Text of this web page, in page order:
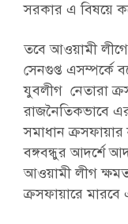
সরকার এ বিষয়ে
তবে আওয়ামী
সেনগুপ্ত এসম্পর্কে
যুবলীগ নেতারা
রাজনৈতিকভাবে
সমাধান
বঙ্গবন্ধুর আদর্শে
আওয়ামী লীগ
ক্রসফায়ারে মারবে